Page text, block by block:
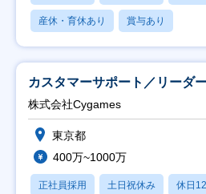
産休・育休あり 賞与あり
カスタマーサポート／リーダ
株式会社Cygames
東京都
400万~1000万
正社員採用 土日祝休み 休日